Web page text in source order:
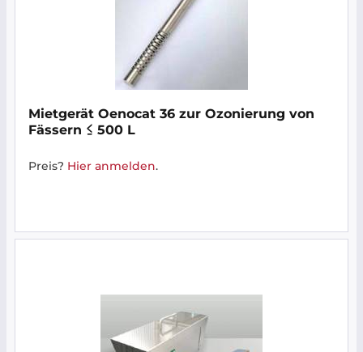
Mietgerät Oenocat 36 zur Ozonierung von
Fässern ≤ 500 L
Preis? Hier anmelden.